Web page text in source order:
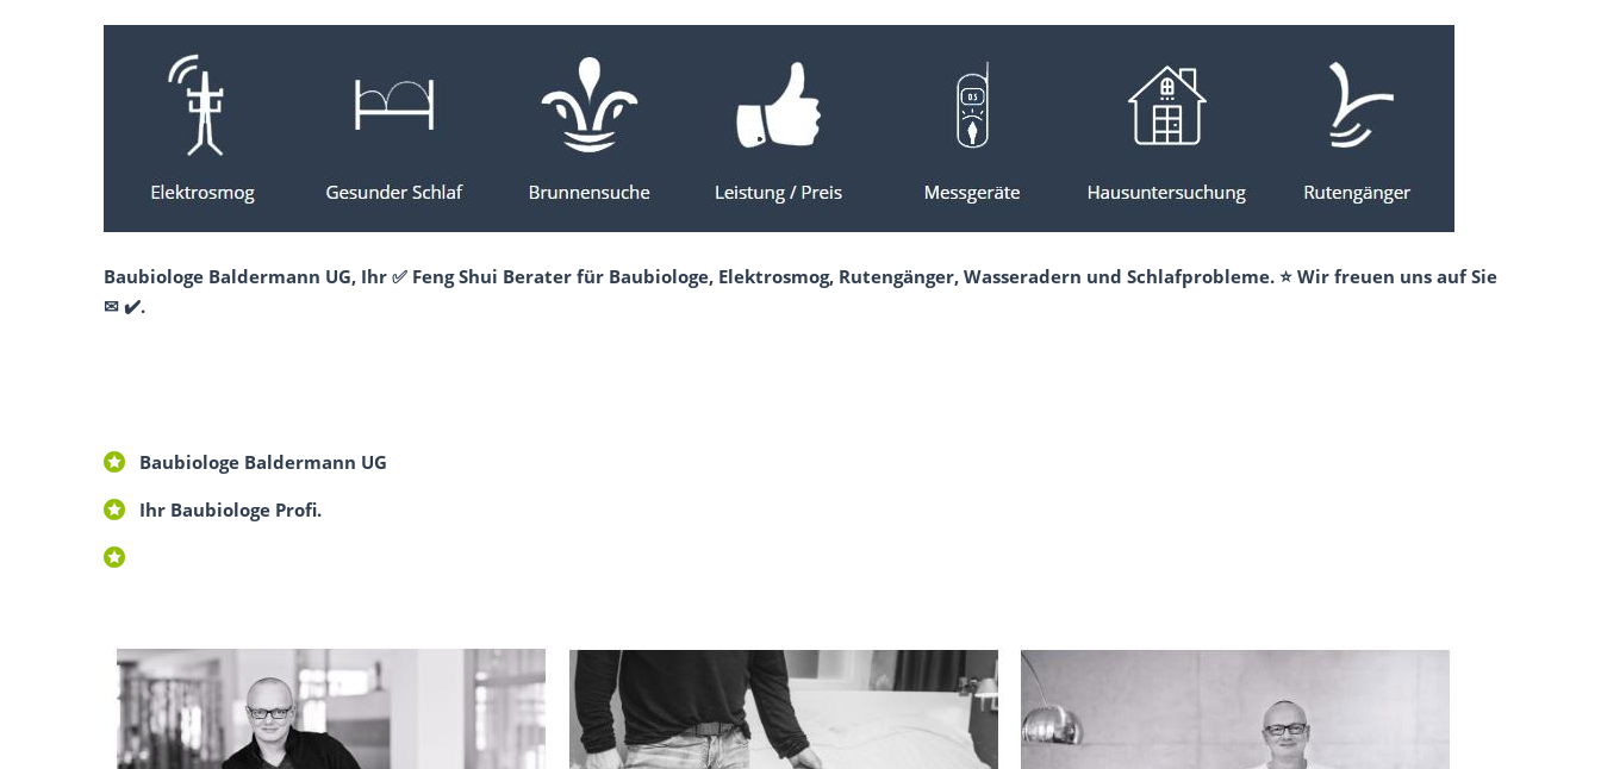
Baubiologe Baldermann UG, Ihr ✅ Feng Shui Berater für Baubiologe, Elektrosmog, Rutengänger, Wasseradern und Schlafprobleme. ⭐ Wir freuen uns auf Sie
✉ ✔️.
Baubiologe Baldermann UG
Ihr Baubiologe Profi.